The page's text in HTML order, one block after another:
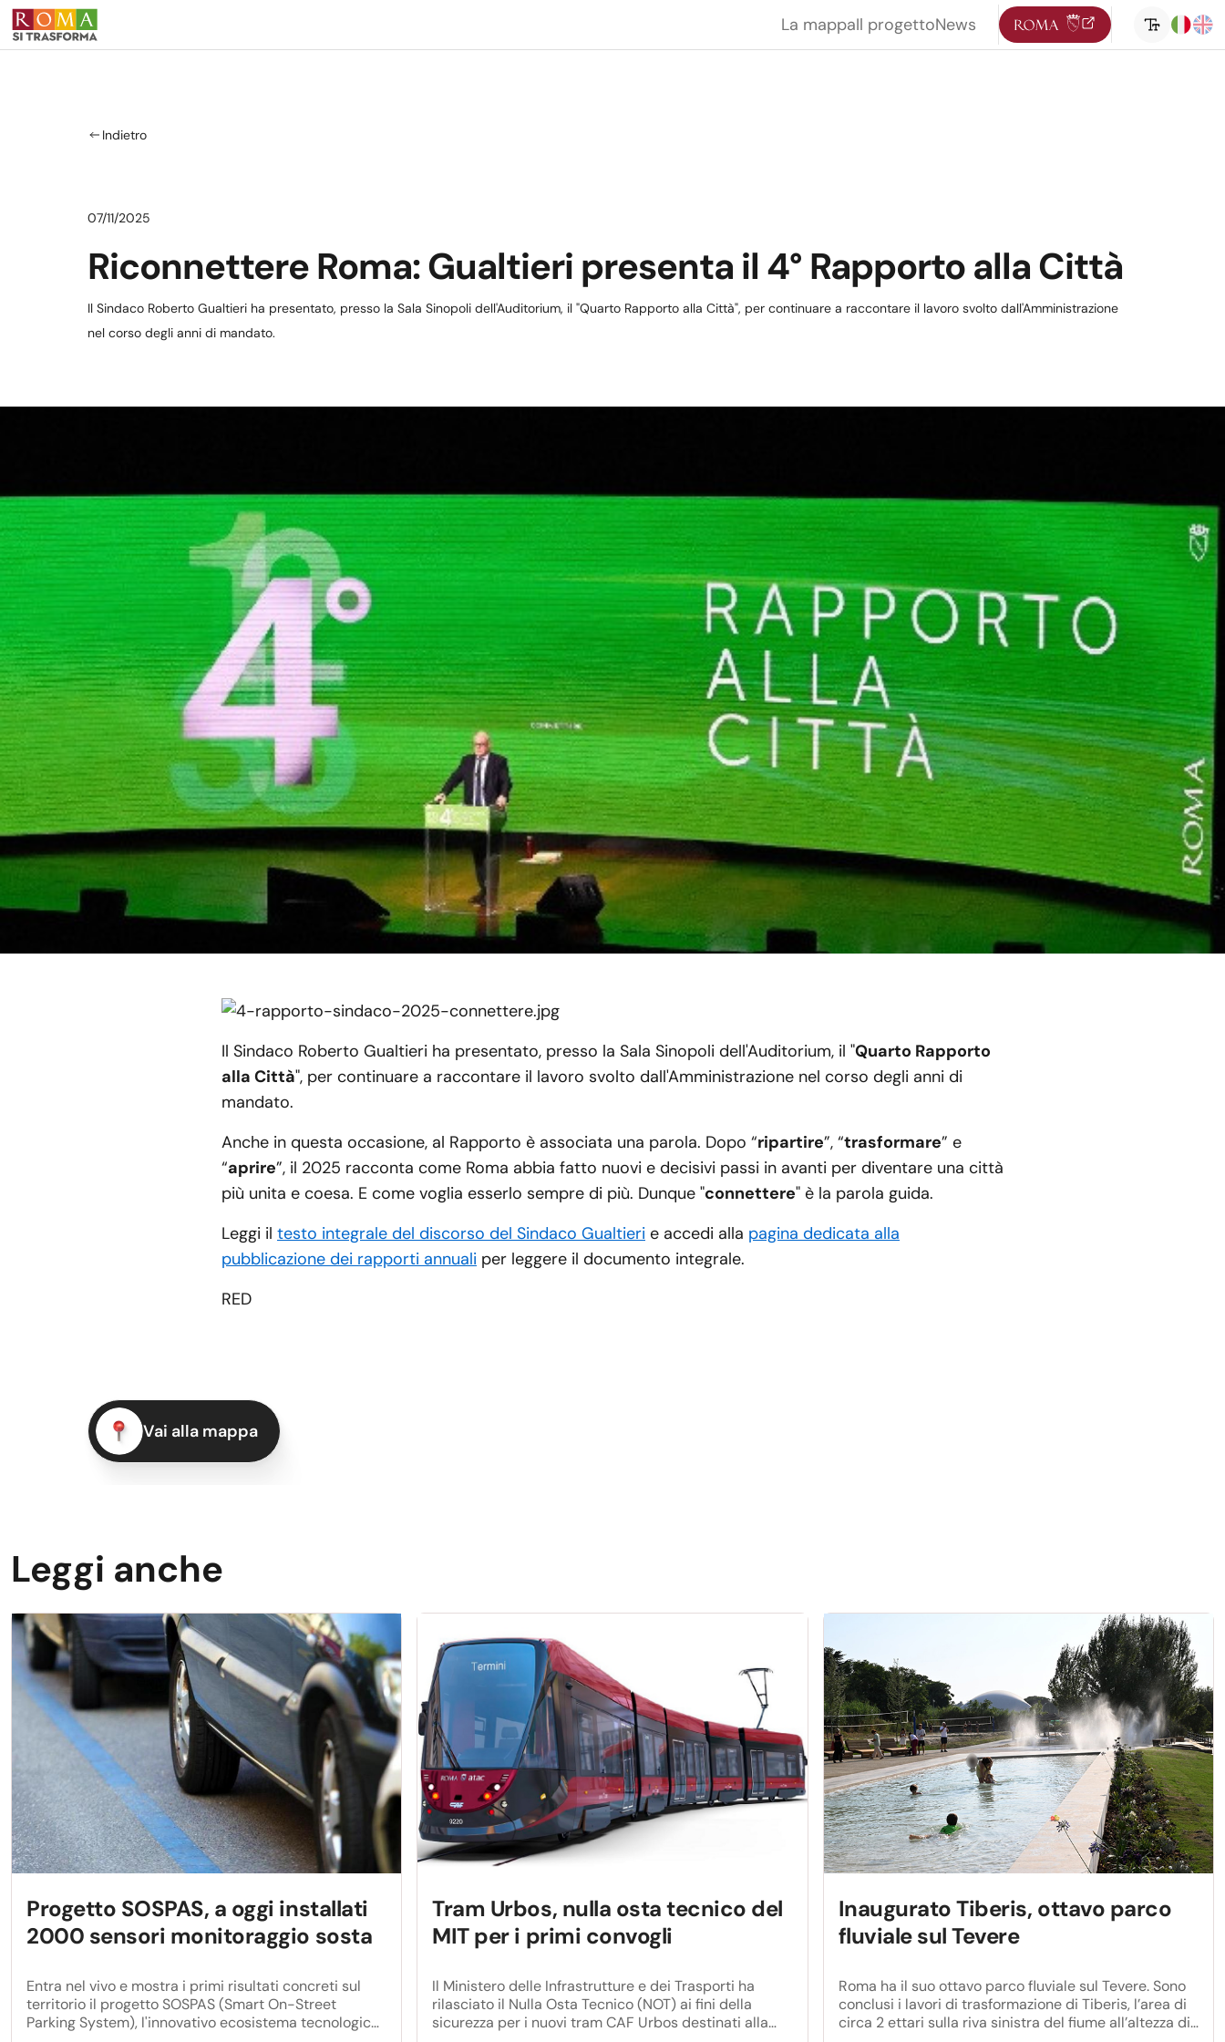
Salta al contenuto principale
La mappaIl progettoNews
Indietro
07/11/2025
Riconnettere Roma: Gualtieri presenta il 4° Rapporto alla Città
Il Sindaco Roberto Gualtieri ha presentato, presso la Sala Sinopoli dell'Auditorium, il "Quarto Rapporto alla Città", per continuare a raccontare il lavoro svolto dall'Amministrazione
nel corso degli anni di mandato.
Il Sindaco Roberto Gualtieri ha presentato, presso la Sala Sinopoli dell'Auditorium, il "Quarto Rapporto
alla Città", per continuare a raccontare il lavoro svolto dall'Amministrazione nel corso degli anni di
mandato.
Anche in questa occasione, al Rapporto è associata una parola. Dopo “ripartire”, “trasformare” e
“aprire”, il 2025 racconta come Roma abbia fatto nuovi e decisivi passi in avanti per diventare una città
più unita e coesa. E come voglia esserlo sempre di più. Dunque "connettere" è la parola guida.
Leggi il testo integrale del discorso del Sindaco Gualtieri e accedi alla pagina dedicata alla
pubblicazione dei rapporti annuali per leggere il documento integrale.
RED
Vai alla mappa
Leggi anche
Progetto SOSPAS, a oggi installati
2000 sensori monitoraggio sosta
Entra nel vivo e mostra i primi risultati concreti sul
territorio il progetto SOSPAS (Smart On-Street
Parking System), l'innovativo ecosistema tecnologico
Tram Urbos, nulla osta tecnico del
MIT per i primi convogli
Il Ministero delle Infrastrutture e dei Trasporti ha
rilasciato il Nulla Osta Tecnico (NOT) ai fini della
sicurezza per i nuovi tram CAF Urbos destinati alla
Inaugurato Tiberis, ottavo parco
fluviale sul Tevere
Roma ha il suo ottavo parco fluviale sul Tevere. Sono
conclusi i lavori di trasformazione di Tiberis, l’area di
circa 2 ettari sulla riva sinistra del fiume all’altezza di